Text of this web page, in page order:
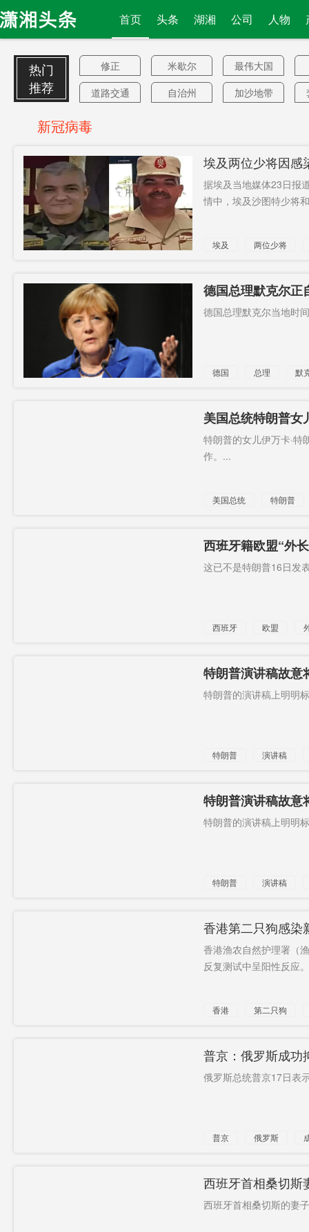
首页 头条 湖湘 公司 人物
热门
推荐
修正 米歇尔
最伟大国
家
道路交通
自治州 加沙地带
台防务部
倾尽所有
钱财
“二选一”
仍严峻
进化
加油湖北
跨域
中考
型
猎豹
结束3连降
穆萨维
郭树清
TikTok禁
又扯上中
国
鼓励民众
上班族
超10亿元
上海楼市
半马赛
船舰
总部
“中国间谍”
新冠病毒
埃及两位少将因感
据埃及当地媒体23日报
情中，埃及沙图特少将
埃及 两位少将
德国总理默克尔正
触
德国总理默克尔当地时
德国 总理 默
美国总统特朗普女
特朗普的女儿伊万卡·
作。...
美国总统
特朗普
西班牙籍欧盟“外
这已不是特朗普16日发
西班牙 欧盟
特朗普演讲稿故意
抓现行
特朗普的演讲稿上明明
特朗普
演讲稿
特朗普演讲稿故意
抓现行
特朗普的演讲稿上明明
特朗普
演讲稿
香港第二只狗感染
香港渔农自然护理署（
反复测试中呈阳性反应
香港
第二只狗
普京：俄罗斯成功
俄罗斯总统普京17日表
普京 俄罗斯
西班牙首相桑切斯
西班牙首相桑切斯的妻